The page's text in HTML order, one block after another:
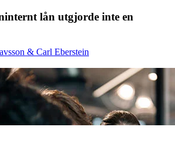
lån utgjorde inte en
& Carl Eberstein